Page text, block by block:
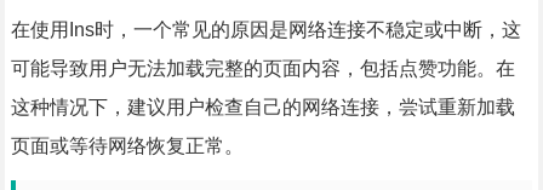
在使用Ins时，一个常见的原因是网络连接不稳定或中断，这
可能导致用户无法加载完整的页面内容，包括点赞功能。在
这种情况下，建议用户检查自己的网络连接，尝试重新加载
页面或等待网络恢复正常。